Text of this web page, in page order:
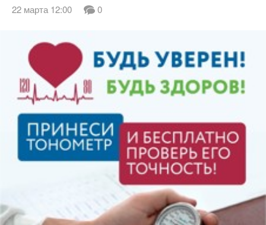
22 марта 12:00 0